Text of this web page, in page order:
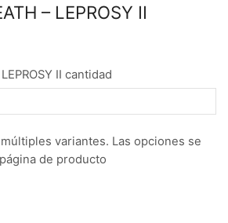
– LEPROSY II
II cantidad
variantes. Las opciones se
de producto